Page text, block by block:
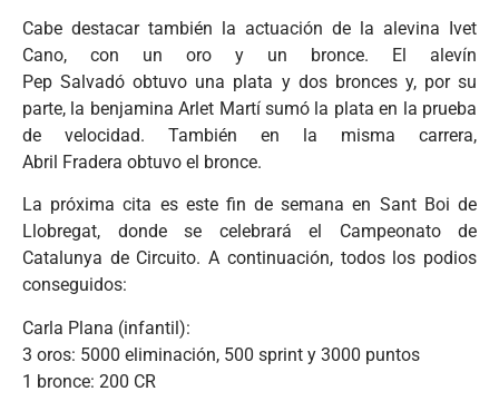
Cabe destacar también la actuación de la alevina Ivet
Cano, con un oro y un bronce. El alevín
Pep Salvadó obtuvo una plata y dos bronces y, por su
parte, la benjamina Arlet Martí sumó la plata en la prueba
de velocidad. También en la misma carrera,
Abril Fradera obtuvo el bronce.
La próxima cita es este fin de semana en Sant Boi de
Llobregat, donde se celebrará el Campeonato de
Catalunya de Circuito. A continuación, todos los podios
conseguidos:
Carla Plana (infantil):
3 oros: 5000 eliminación, 500 sprint y 3000 puntos
1 bronce: 200 CR